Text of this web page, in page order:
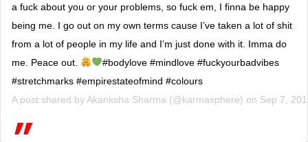
a fuck about you or your problems, so fuck em, I finna be happy
being me. I go out on my own terms cause I’ve taken a lot of shit
from a lot of people in my life and I’m just done with it. Imma do
me. Peace out.
#bodylove #mindlove #fuckyourbadvibes
#stretchmarks #empirestateofmind #colours
A post shared by Akanksha Sharma (@karmasphere) on Sep 7,